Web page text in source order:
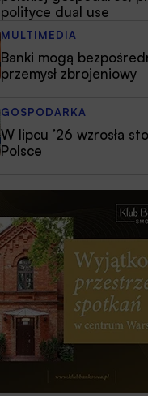
polityce dual use
MULTIMEDIA
Banki mogą
przemysł zbrojeniowy
GOSPODARKA
W lipcu ’26 wzrosła
Polsce